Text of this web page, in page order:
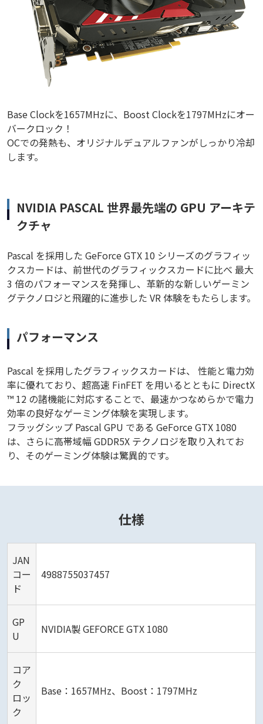
Base Clockを1657MHzに、Boost Clockを1797MHzにオー
バークロック！
OCでの発熱も、オリジナルデュアルファンがしっかり冷却
します。
NVIDIA PASCAL 世界最先端の GPU アーキテ
クチャ
Pascal を採用した GeForce GTX 10 シリーズのグラフィッ
クスカードは、前世代のグラフィックスカードに比べ 最大
3 倍のパフォーマンスを発揮し、革新的な新しいゲーミン
グテクノロジと飛躍的に進歩した VR 体験をもたらします。
パフォーマンス
Pascal を採用したグラフィックスカードは、 性能と電力効
率に優れており、超高速 FinFET を用いるとともに DirectX
™ 12 の諸機能に対応することで、最速かつなめらかで電力
効率の良好なゲーミング体験を実現します。
フラッグシップ Pascal GPU である GeForce GTX 1080
は、さらに高帯域幅 GDDR5X テクノロジを取り入れてお
り、そのゲーミング体験は驚異的です。
仕様
JAN
コー
ド
4988755037457
GP
U
NVIDIA製 GEFORCE GTX 1080
コア
ク
ロッ
ク
Base：1657MHz、Boost：1797MHz